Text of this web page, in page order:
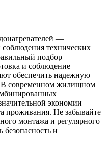
—
технических
подбор
и соблюдение
обеспечить надежную
В современном жилищном
экономии
проживания. Не забывайте
монтажа и регулярного
безопасность и